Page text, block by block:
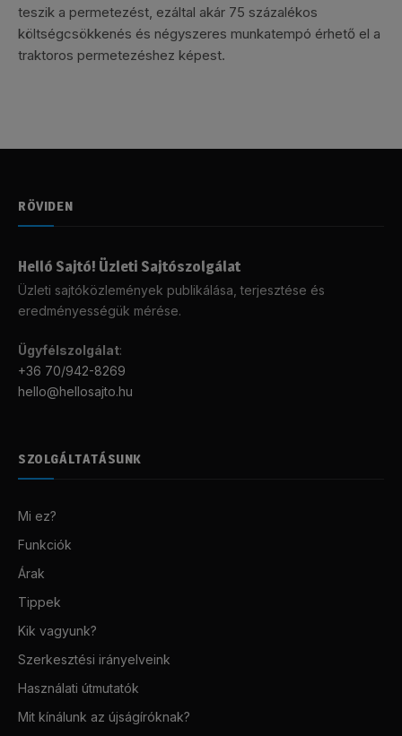
teszik a permetezést, ezáltal akár 75 százalékos
költségcsökkenés és négyszeres munkatempó érhető el a
traktoros permetezéshez képest.
RÖVIDEN
Helló Sajtó! Üzleti Sajtószolgálat
Üzleti sajtóközlemények publikálása, terjesztése és
eredményességük mérése.
Ügyfélszolgálat:
+36 70/942-8269
hello@hellosajto.hu
SZOLGÁLTATÁSUNK
Mi ez?
Funkciók
Árak
Tippek
Kik vagyunk?
Szerkesztési irányelveink
Használati útmutatók
Mit kínálunk az újságíróknak?